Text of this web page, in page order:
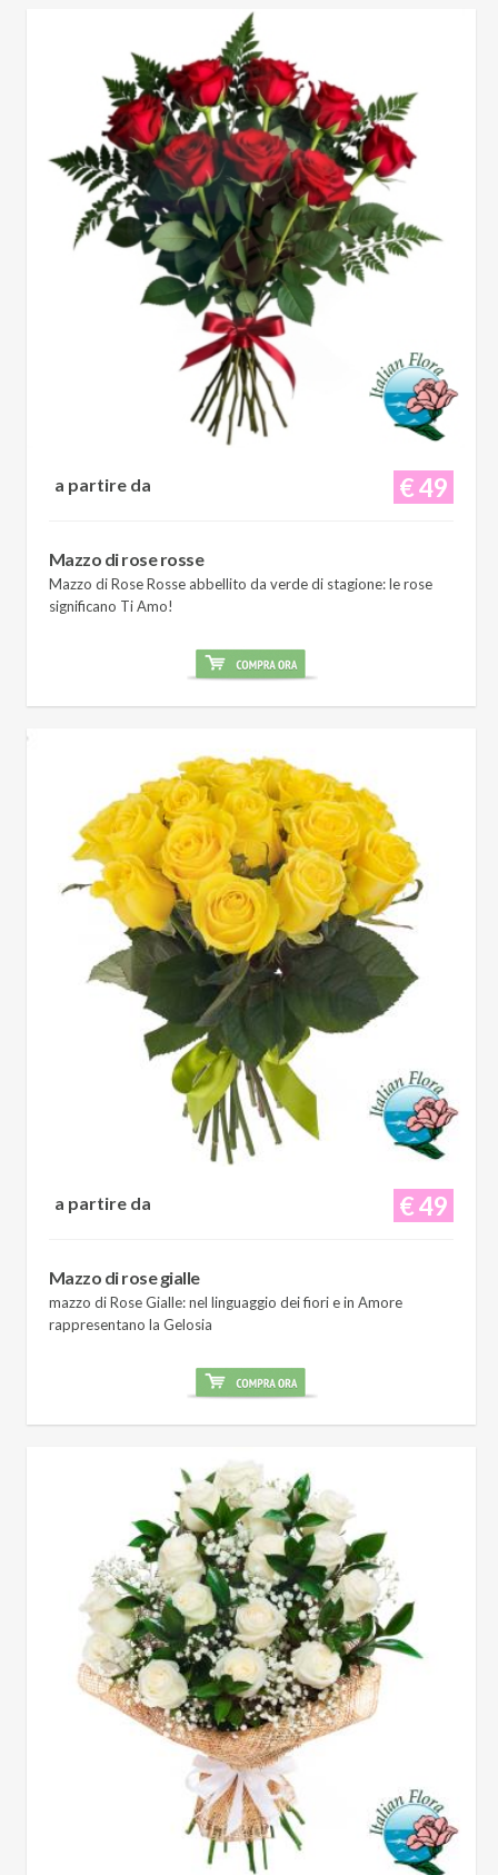
€ 49
a partire da
Mazzo di rose rosse
Mazzo di Rose Rosse abbellito da verde di stagione: le rose
significano Ti Amo!
€ 49
a partire da
Mazzo di rose gialle
mazzo di Rose Gialle: nel linguaggio dei fiori e in Amore
rappresentano la Gelosia